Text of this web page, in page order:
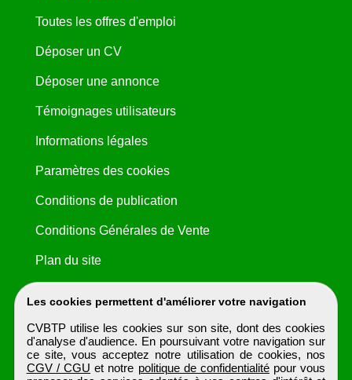
Les cookies permettent d'améliorer votre navigation
CVBTP utilise les cookies sur son site, dont des cookies
d'analyse d'audience. En poursuivant votre navigation sur
ce site, vous acceptez notre utilisation de cookies, nos
CGV / CGU et notre politique de confidentialité pour vous
Toutes les offres d'emploi
Déposer un CV
Déposer une annonce
Témoignages utilisateurs
Informations légales
Paramètres des cookies
Conditions de publication
Conditions Générales de Vente
Plan du site